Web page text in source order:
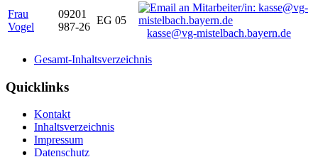
Frau
Vogel
09201
987-26
EG 05
kasse@vg-mistelbach.bayern.de
Gesamt-Inhaltsverzeichnis
Quicklinks
Kontakt
Inhaltsverzeichnis
Impressum
Datenschutz